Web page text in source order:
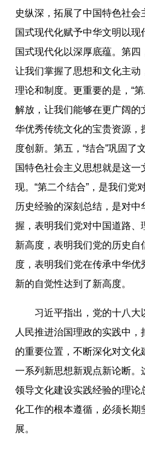
史纵深，拓展了中国特色社会
国式现代化赋予中华文明以现
国式现代化以深厚底蕴。第四
让我们掌握了思想和文化主动
理论和制度。更重要的是，“
解放，让我们能够在更广阔的
华优秀传统文化的宝贵资源，
度创新。第五，“结合”巩固了
国特色社会主义思想就是这
现。“第二个结合”，是我们党
历史经验的深刻总结，是对
握，表明我们党对中国道路、
新高度，表明我们党的历史自
度，表明我们党在传承中华优
新的自觉性达到了新高度。
习近平指出，党的十八大
人民推进治国理政的实践中
的重要位置，不断深化对文化
一系列新思想新观点新论断。
领导文化建设实践经验的理论
化工作的根本遵循，必须长期
展。